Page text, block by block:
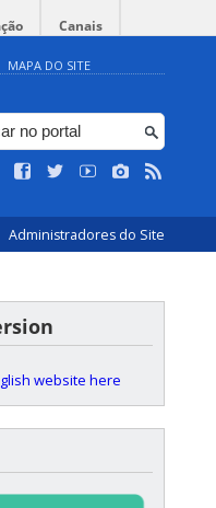
Canais
MAPA DO SITE
Administradores do Site
website here